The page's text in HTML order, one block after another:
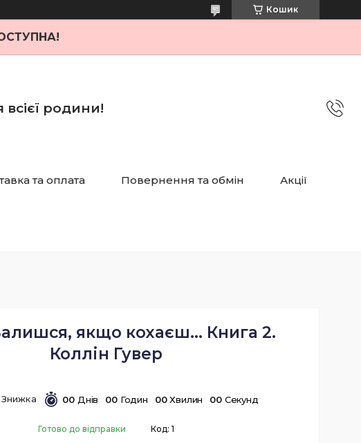
Кошик
родини!
та оплата Повернення та обмін Акції
якщо кохаєш... Книга 2.
Коллін Гувер
00 Днів 00 Годин 00 Хвилин 00 Секунд
Готово до відправки Код: 1